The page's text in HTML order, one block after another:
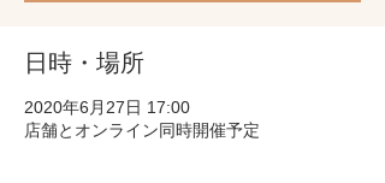
日時・場所
2020年6月27日 17:00
店舗とオンライン同時開催予定